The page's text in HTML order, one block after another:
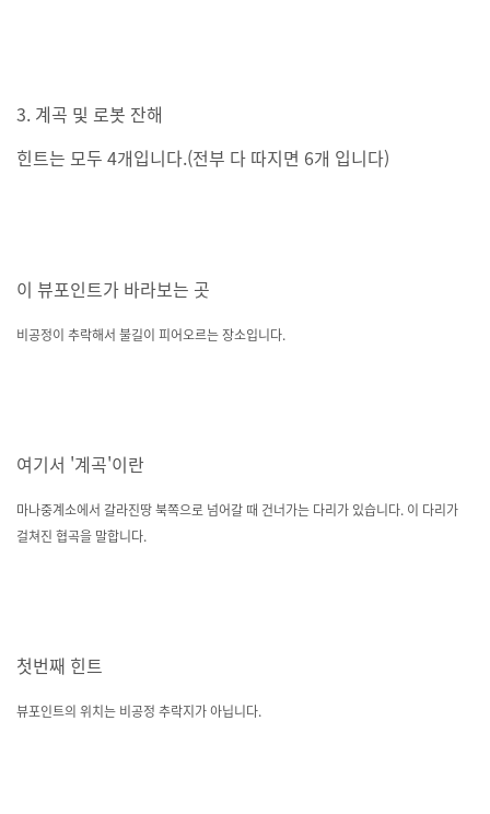
3. 계곡 및 로봇 잔해
힌트는 모두 4개입니다.(전부 다 따지면 6개 입니다)
이 뷰포인트가 바라보는 곳
비공정이 추락해서 불길이 피어오르는 장소입니다.
여기서 '계곡'이란
마나중계소에서 갈라진땅 북쪽으로 넘어갈 때 건너가는 다리가 있습니다. 이 다리가
걸쳐진 협곡을 말합니다.
첫번째 힌트
뷰포인트의 위치는 비공정 추락지가 아닙니다.